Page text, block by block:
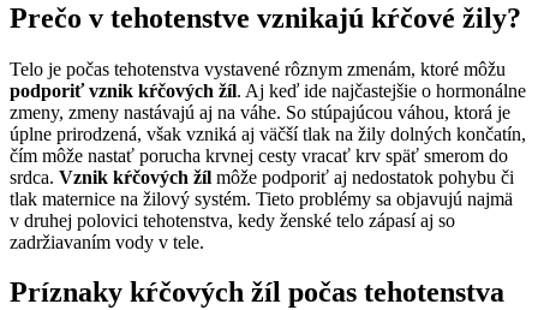
Prečo v tehotenstve vznikajú kŕčové žily?
Telo je počas tehotenstva vystavené rôznym zmenám, ktoré môžu
podporiť vznik kŕčových žíl. Aj keď ide najčastejšie o hormonálne
zmeny, zmeny nastávajú aj na váhe. So stúpajúcou váhou, ktorá je
úplne prirodzená, však vzniká aj väčší tlak na žily dolných končatín,
čím môže nastať porucha krvnej cesty vracať krv späť smerom do
srdca. Vznik kŕčových žíl môže podporiť aj nedostatok pohybu či
tlak maternice na žilový systém. Tieto problémy sa objavujú najmä
v druhej polovici tehotenstva, kedy ženské telo zápasí aj so
zadržiavaním vody v tele.
Príznaky kŕčových žíl počas tehotenstva